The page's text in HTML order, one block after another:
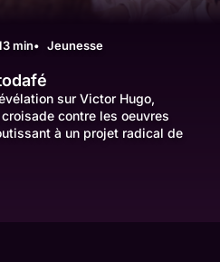
min Jeunesse
sur Victor Hugo,
contre les oeuvres
à un projet radical de